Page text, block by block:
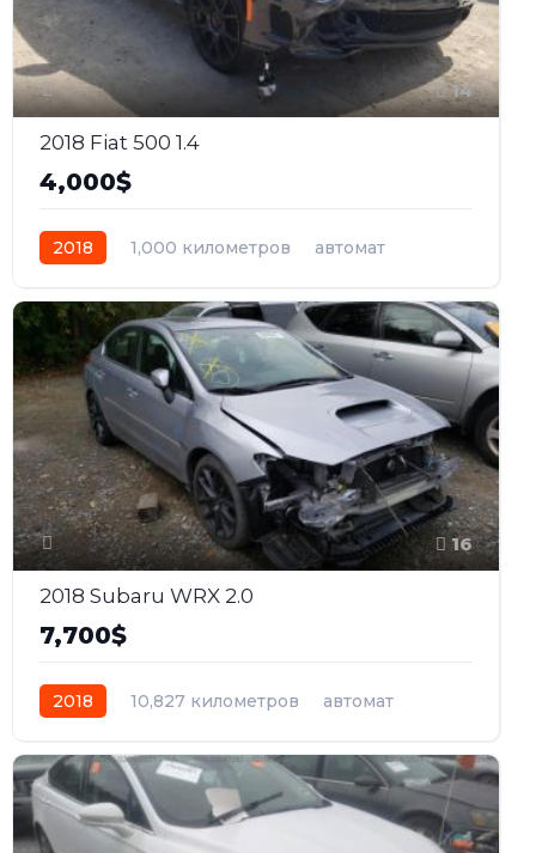
14
2018 Fiat 500 1.4
4,000$
2018 1,000 километров
автомат
16
2018 Subaru WRX 2.0
7,700$
2018 10,827 километров
автомат